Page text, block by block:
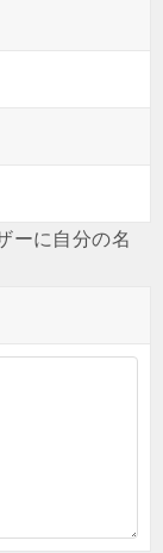
ーに自分の名